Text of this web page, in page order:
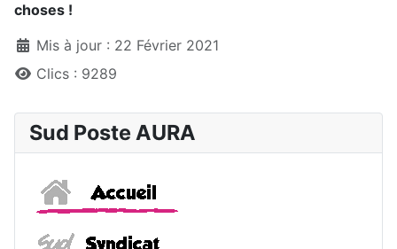
choses !
DétailsMis à jour : 22 Février 2021
Clics : 9289
Sud Poste AURA